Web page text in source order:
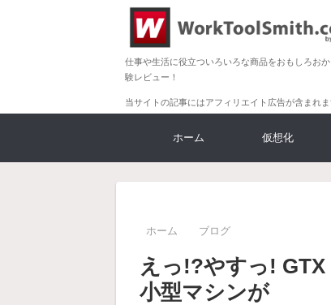
仕事や生活に役立ついろいろな商品をおもしろお
験レビュー！
当サイトの記事にはアフィリエイト広告が含まれま
ホーム 仮想化
ホーム ブログ
えっ!?やすっ! GTX
小型マシンが